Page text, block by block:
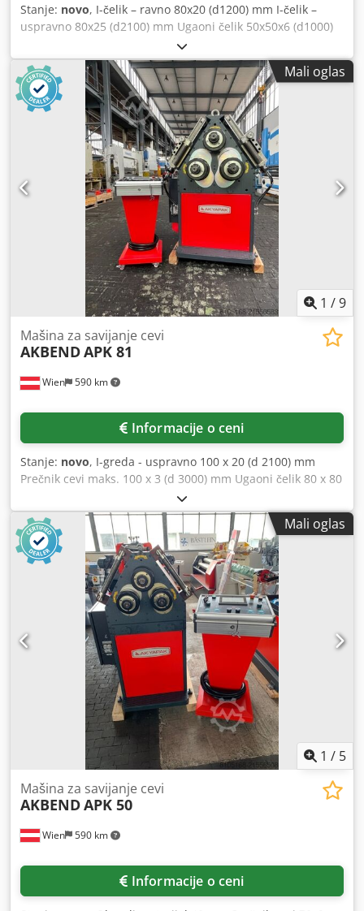
Stanje: novo, I-čelik – ravno 80x20 (d1200) mm I-čelik –
uspravno 80x25 (d2100) mm Ugaoni čelik 50x50x6 (d1000)
mm Puno okrugli materijal – prečnik 40 (d800) mm
Kvadratni materijal 60x60x3 (d4000) mm Pravougaoni
materijal 80x30x3 (d6000) mm Maksimalan prečnik cevi
70x2 (d1600) mm Prihvat 60 mm Prečnik valjka 177 mm
Brzina savijanja 6,4 m/min Ukupna snaga 4 kW Csdpjyv
Nwqsfx Apnsha Težina mašine cca 970 kg Dimenzije
mašine 1400x950x1450 mm Oprema: - Mašina izrađena od
čelične konstrukcije (ST-52) - Pogon preko hidrauličkog
motora i menjača - Osovine od specijalnog čelika
(42CrMo4), kaljene i brušene - Set standardnih valjaka -
Donji valjci hidraulički podesivi gore/dole - Digitalni prikaz
za donje valjke - Odvojeni upravljački pult - Bočne
usmeravajuće valjke ručno podesive u jednom smeru -
Ručno podmazivanje - Horizontalni i vertikalni rad -
Uputstvo za upotrebu
Mali oglas
1 /9
Wien 590 km
Mašina za savijanje cevi
AKBENDAPK 81
Informacije o ceni
Stanje: novo, I-greda - uspravno 100 x 20 (d 2100) mm
Prečnik cevi maks. 100 x 3 (d 3000) mm Ugaoni čelik 80 x 80
x 8 (d 2000) mm Kvadratni materijal 50 x 25 x 2 (d 600) mm
Puni materijal - prečnik 60,0 (d 1000) mm I-greda -
horizontalno 120 x 30 (d 600) maks. 140 mm Prihvat alata
80,0 Broj obrtaja 4,2 o/min Težina 1600 kg Dimenzije 1240
x 1375 x 1540 mm Oprema: - Zavarena čelična konstrukcija
(St-52) - Valjci sa pogonom preko 3 odvojena hidraulična
motora - Specijalni čelični zupčanici Cjdpfxeyv Nnio Apnjha
- Osovine izrađene od specijalnog čelika, kaljene i brušene
- Ručno podmazivanje - Vođene valjke moguće hidraulički
podešavati - Donji valjci hidraulički pomični gore-dole -
Odvojeni i mobilni kontrolni panel - Horizontalni i vertikalni
način rada - Kvalitet proizvodnje sertifikovan prema CE,
ISO 9001 - 2015, TSEK i TURQUM standardima.
Mali oglas
1 / 5
Wien 590 km
Mašina za savijanje cevi
AKBENDAPK 50
Informacije o ceni